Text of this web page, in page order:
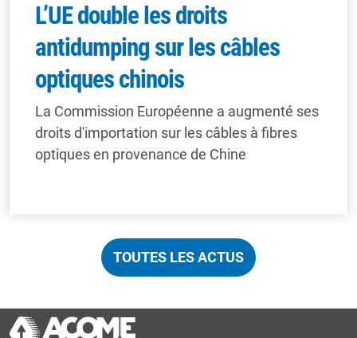
L’UE double les droits
antidumping sur les câbles
optiques chinois
La Commission Européenne a augmenté ses
droits d'importation sur les câbles à fibres
optiques en provenance de Chine
TOUTES LES ACTUS